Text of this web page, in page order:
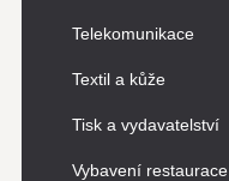
Telekomunikace
Textil a kůže
Tisk a vydavatelství
Vybavení restaurace